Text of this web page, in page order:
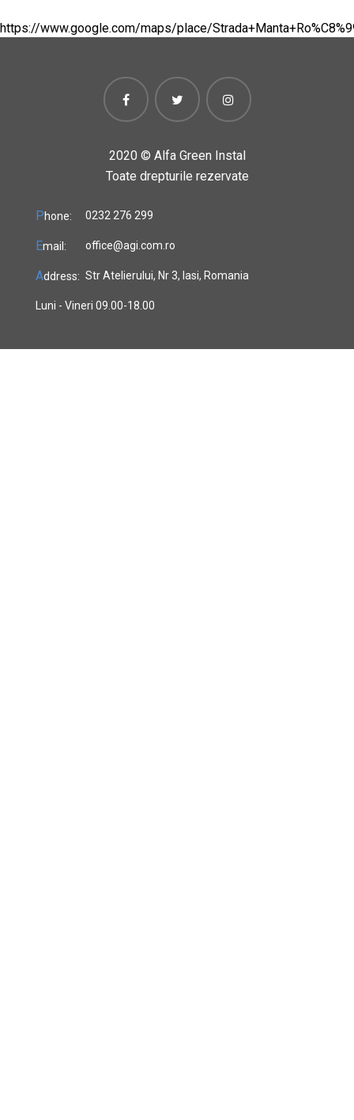
https://www.google.com/maps/place/
2020 © Alfa Green Instal
Toate drepturile rezervate
Phone: 0232 276 299
Email: office@agi.com.ro
Address: Str Atelierului, Nr 3, Iasi, Romania
Luni - Vineri 09.00-18.00